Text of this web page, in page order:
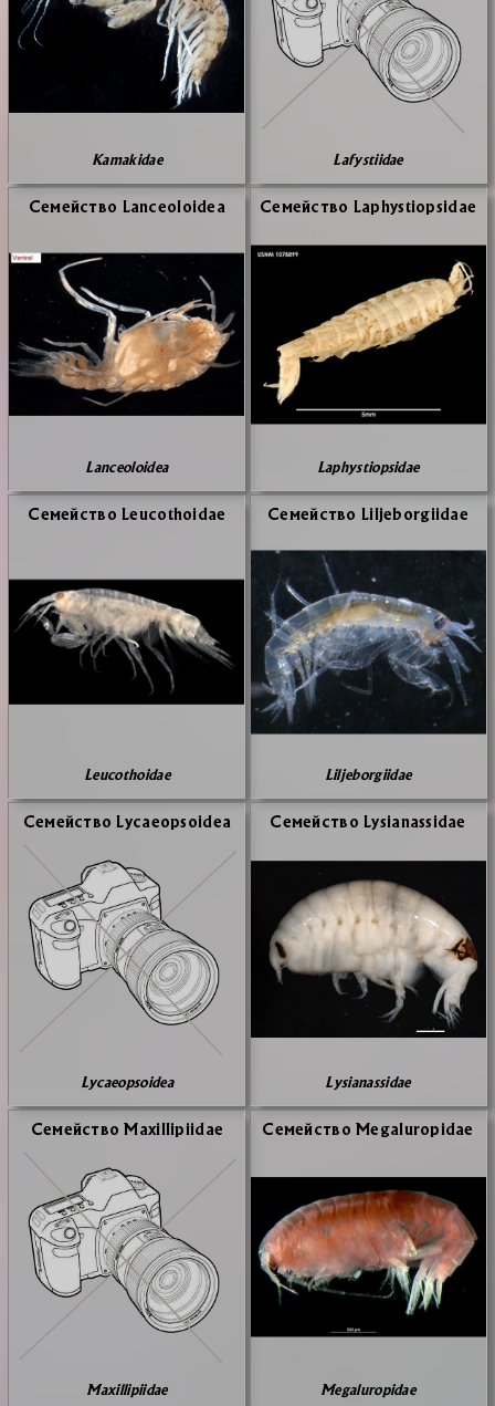
Kamakidae Lafystiidae
Се­мей­ство Lanceoloidea
Lanceoloidea
Се­мей­ство Laphystiopsidae
Laphystiopsidae
Се­мей­ство Leucothoidae
Leucothoidae
Се­мей­ство Liljeborgiidae
Liljeborgiidae
Се­мей­ство Lycaeopsoidea
Lycaeopsoidea
Се­мей­ство Lysianassidae
Lysianassidae
Се­мей­ство Maxillipiidae
Maxillipiidae
Се­мей­ство Megaluropidae
Megaluropidae